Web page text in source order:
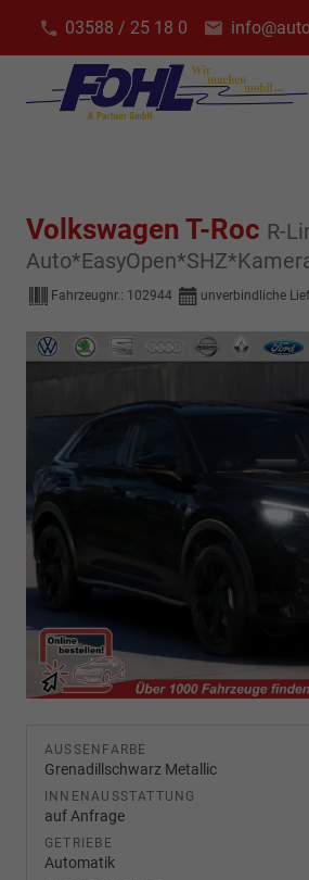
03588 / 25 18 0
Volkswagen T-Roc R-
Fahrzeugnr.: 102944 unverbindliche
AUSSENFARBE
Grenadillschwarz Metallic
INNENAUSSTATTUNG
auf Anfrage
GETRIEBE
Automatik